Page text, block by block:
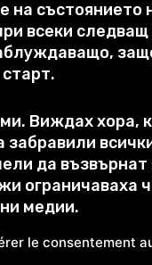
le consentement
на състоянието
всеки
,
.
. Виждах хора,
забравили
да
ограничаваха
медии.
какъвто достигат